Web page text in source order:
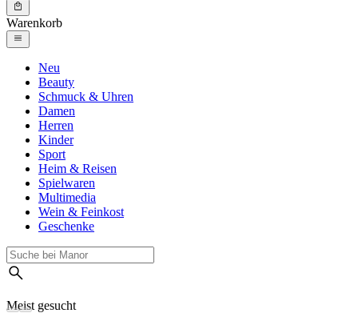
Warenkorb
Neu
Beauty
Schmuck & Uhren
Damen
Herren
Kinder
Sport
Heim & Reisen
Spielwaren
Multimedia
Wein & Feinkost
Geschenke
Meist gesucht